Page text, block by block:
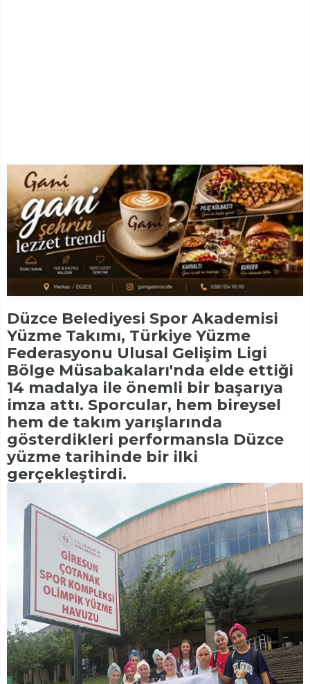
Düzce Belediyesi Spor Akademisi
Yüzme Takımı, Türkiye Yüzme
Federasyonu Ulusal Gelişim Ligi
Bölge Müsabakaları'nda elde ettiği
14 madalya ile önemli bir başarıya
imza attı. Sporcular, hem bireysel
hem de takım yarışlarında
gösterdikleri performansla Düzce
yüzme tarihinde bir ilki
gerçekleştirdi.